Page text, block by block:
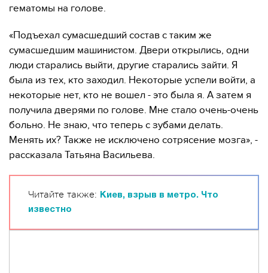
гематомы на голове.
«Подъехал сумасшедший состав с таким же
сумасшедшим машинистом. Двери открылись, одни
люди старались выйти, другие старались зайти. Я
была из тех, кто заходил. Некоторые успели войти, а
некоторые нет, кто не вошел - это была я. А затем я
получила дверями по голове. Мне стало очень-очень
больно. Не знаю, что теперь с зубами делать.
Менять их? Также не исключено сотрясение мозга», -
рассказала Татьяна Васильева.
Читайте также:
Киев, взрыв в метро. Что
известно